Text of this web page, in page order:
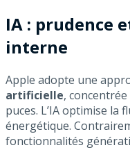
IA : prudence
interne
Apple adopte une
artificielle,
puces. L’IA optimise la
énergétique.
fonctionnalités